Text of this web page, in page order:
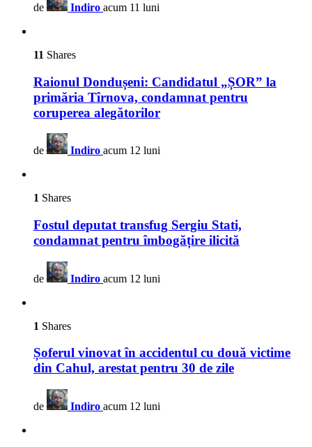
de Indiro acum 11 luni
11 Shares
Raionul Dondușeni: Candidatul „ȘOR” la
primăria Tîrnova, condamnat pentru
coruperea alegătorilor
de Indiro acum 12 luni
1 Shares
Fostul deputat transfug Sergiu Stati,
condamnat pentru îmbogățire ilicită
de Indiro acum 12 luni
1 Shares
Șoferul vinovat în accidentul cu două victime
din Cahul, arestat pentru 30 de zile
de Indiro acum 12 luni